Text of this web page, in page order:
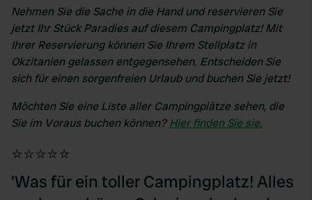
Nehmen Sie die Sache in die Hand und reservieren Sie
jetzt Ihr Stück Paradies auf diesem Campingplatz! Mit
Ihrer Reservierung können Sie Ihrem Stellplatz in
Okzitanien gelassen entgegensehen. Entscheiden Sie
sich für einen sorgenfreien Urlaub und buchen Sie jetzt!
Möchten Sie eine Liste aller Campingplätze sehen, die
Sie im Voraus buchen können?Hier finden Sie sie.
⭐⭐⭐⭐⭐
'Was für ein toller Campingplatz! Alles